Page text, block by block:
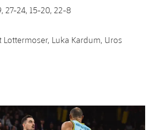
27-24, 15-20, 22-8
Lottermoser, Luka Kardum, Uros
Siguiente